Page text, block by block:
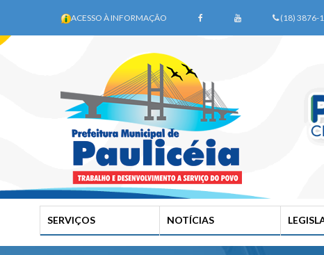
ACESSO À INFORMAÇÃO (18) 3876-
SERVIÇOS NOTÍCIAS